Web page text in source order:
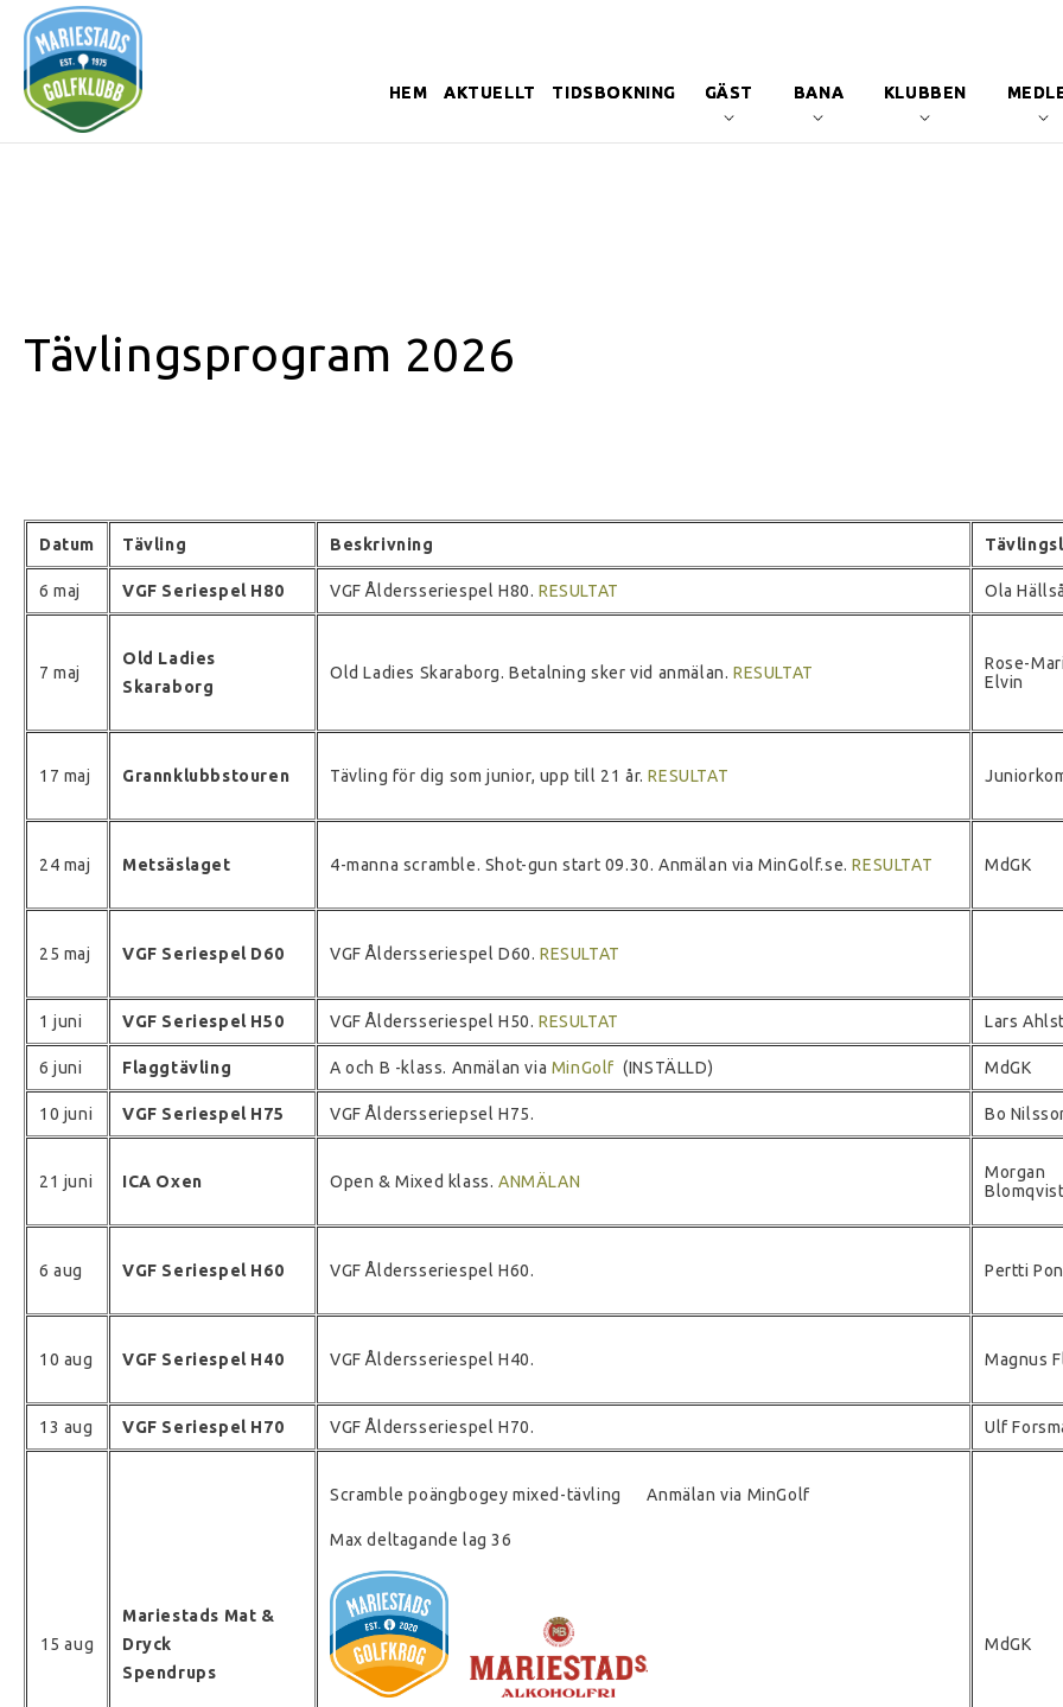
HEM AKTUELLT TIDSBOKNING GÄST BANA KLUBBEN
Tävlingsprogram 2026
Datum Tävling Beskrivning
6 maj VGF Seriespel H80 VGF Åldersseriespel H80.RESULTAT Ola
7 maj
Old Ladies
Skaraborg
Old Ladies Skaraborg. Betalning sker vid anmälan.RESULTAT
Rose-
Elvin
17 maj Grannklubbstouren Tävling för dig som junior, upp till 21 år.RESULTAT
24 maj Metsäslaget 4-manna scramble. Shot-gun start 09.30. Anmälan via MinGolf.se.RESULTAT MdGK
25 maj VGF Seriespel D60 VGF Åldersseriespel D60.RESULTAT
1 juni VGF Seriespel H50 VGF Åldersseriespel H50.RESULTAT Lars
6 juni Flaggtävling A och B -klass. Anmälan via MinGolf (INSTÄLLD) MdGK
10 juni VGF Seriespel H75 VGF Åldersseriepsel H75. Bo
21 juni ICA Oxen Open & Mixed klass. ANMÄLAN
Morgan
Blomqvist
6 aug VGF Seriespel H60 VGF Åldersseriespel H60. Pertti
10 aug VGF Seriespel H40 VGF Åldersseriespel H40. Magnus
13 aug VGF Seriespel H70 VGF Åldersseriespel H70. Ulf
15 aug
Mariestads Mat &
Dryck
Spendrups
Scramble poängbogey mixed-tävling Anmälan via MinGolf
Max deltagande lag 36
MdGK